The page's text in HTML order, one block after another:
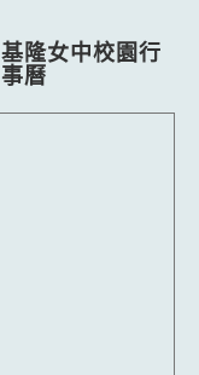
基隆女中校園行
事曆